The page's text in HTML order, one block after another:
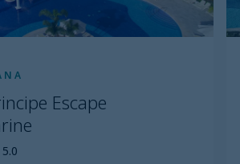
Escape
5.0